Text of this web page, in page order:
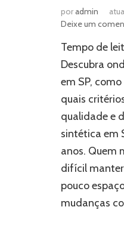
poradmin
Deixe um
Tempo de
Descubra
em SP,
quais
qualidade e
sintética em
anos. Quem
difícil
pouco
mudanças